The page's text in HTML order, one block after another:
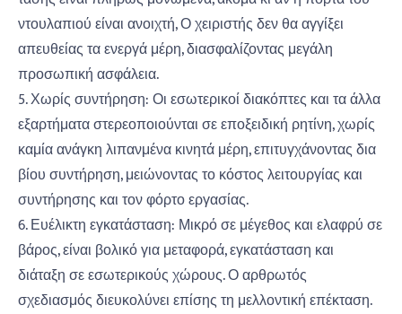
ντουλαπιού είναι ανοιχτή, Ο χειριστής δεν θα αγγίξει
απευθείας τα ενεργά μέρη, διασφαλίζοντας μεγάλη
προσωπική ασφάλεια.
5. Χωρίς συντήρηση: Οι εσωτερικοί διακόπτες και τα άλλα
εξαρτήματα στερεοποιούνται σε εποξειδική ρητίνη, χωρίς
καμία ανάγκη λιπανμένα κινητά μέρη, επιτυγχάνοντας δια
βίου συντήρηση, μειώνοντας το κόστος λειτουργίας και
συντήρησης και τον φόρτο εργασίας.
6. Ευέλικτη εγκατάσταση: Μικρό σε μέγεθος και ελαφρύ σε
βάρος, είναι βολικό για μεταφορά, εγκατάσταση και
διάταξη σε εσωτερικούς χώρους. Ο αρθρωτός
σχεδιασμός διευκολύνει επίσης τη μελλοντική επέκταση.